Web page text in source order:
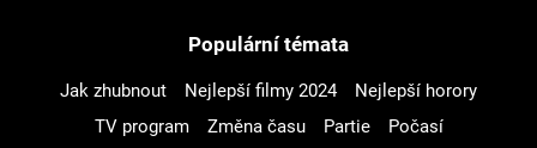
Populární témata
Jak zhubnout Nejlepší filmy 2024
Nejlepší horory
TV program
Změna času Partie
Počasí